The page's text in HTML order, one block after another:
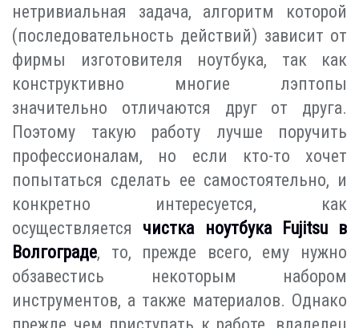
нетривиальная задача, алгоритм которой
(последовательность действий) зависит от
фирмы изготовителя ноутбука, так как
конструктивно многие лэптопы
значительно отличаются друг от друга.
Поэтому такую работу лучше поручить
профессионалам, но если кто-то хочет
попытаться сделать ее самостоятельно, и
конкретно интересуется, как
осуществляется чистка ноутбука Fujitsu в
Волгограде, то, прежде всего, ему нужно
обзавестись некоторым набором
инструментов, а также материалов. Однако